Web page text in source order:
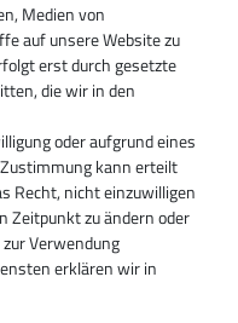
Medien von
auf unsere Website zu
erst durch gesetzte
die wir in den
oder aufgrund eines
kann erteilt
Recht, nicht einzuwilligen
Zeitpunkt zu ändern oder
Verwendung
erklären wir in